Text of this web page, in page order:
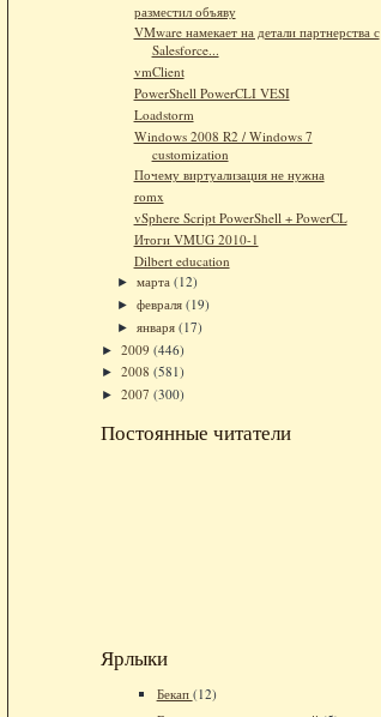
разместил объяву
VMware намекает на детали партнерства с
Salesforce...
vmClient
PowerShell PowerCLI VESI
Loadstorm
Windows 2008 R2 / Windows 7
customization
Почему виртуализация не нужна
romx
vSphere Script PowerShell + PowerCL
Итоги VMUG 2010-1
Dilbert education
► марта (12)
► февраля (19)
► января (17)
► 2009 (446)
► 2008 (581)
► 2007 (300)
Постоянные читатели
Ярлыки
Бекап (12)